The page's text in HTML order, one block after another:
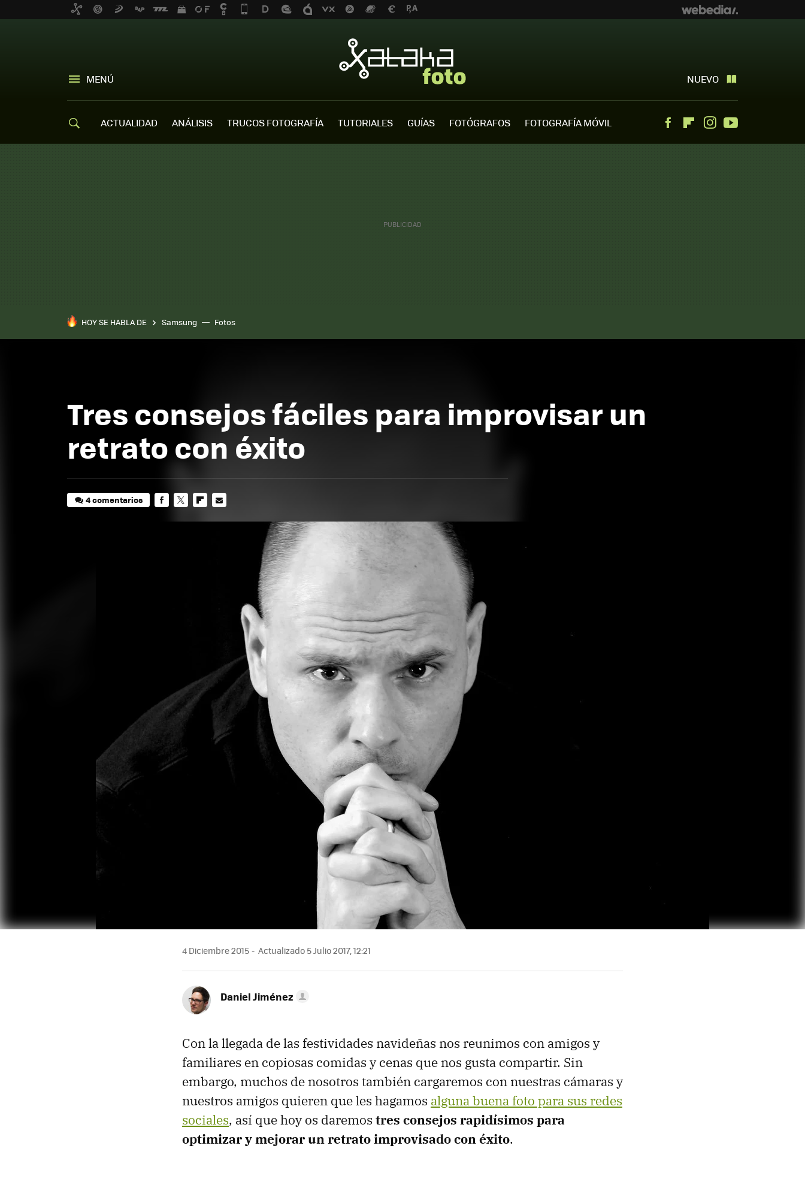
MENÚ NUEVO
ACTUALIDAD ANÁLISIS TRUCOS FOTOGRAFÍA TUTORIALES GUÍAS FOTÓGRAFOS FOTOGRAFÍA MÓVIL FacebookFlipboardInstagram
HOY SE HABLA DE Samsung Fotos
Tres consejos fáciles para improvisar un
retrato con éxito
4 comentarios
4 Diciembre 2015 Actualizado 5 Julio 2017, 12:21
Daniel Jiménez
Con la llegada de las festividades navideñas nos reunimos con amigos y
familiares en copiosas comidas y cenas que nos gusta compartir. Sin
embargo, muchos de nosotros también cargaremos con nuestras cámaras y
nuestros amigos quieren que les hagamos alguna buena foto para sus redes
sociales, así que hoy os daremos tres consejos rapidísimos para
optimizar y mejorar un retrato improvisado con éxito.